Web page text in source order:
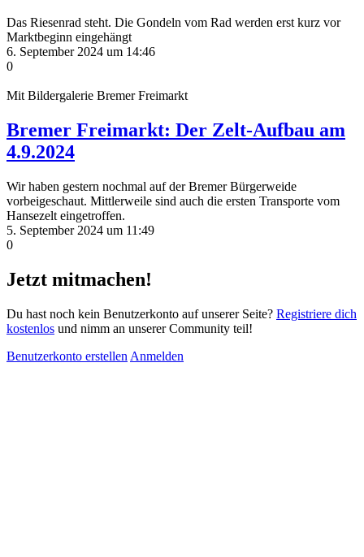
Das Riesenrad steht. Die Gondeln vom Rad werden erst kurz vor
Marktbeginn eingehängt
6. September 2024 um 14:46
0
Mit Bildergalerie Bremer Freimarkt
Bremer Freimarkt: Der Zelt-Aufbau am
4.9.2024
Wir haben gestern nochmal auf der Bremer Bürgerweide
vorbeigeschaut. Mittlerweile sind auch die ersten Transporte vom
Hansezelt eingetroffen.
5. September 2024 um 11:49
0
Jetzt mitmachen!
Du hast noch kein Benutzerkonto auf unserer Seite? Registriere dich
kostenlos und nimm an unserer Community teil!
Benutzerkonto erstellen Anmelden